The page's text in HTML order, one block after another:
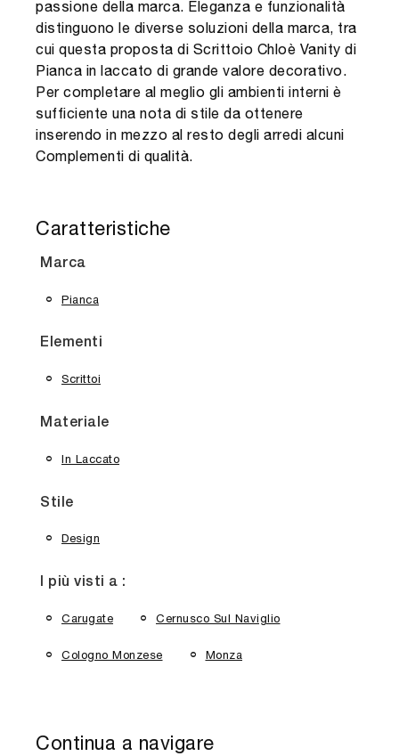
passione della marca. Eleganza e funzionalità
distinguono le diverse soluzioni della marca, tra
cui questa proposta di Scrittoio Chloè Vanity di
Pianca in laccato di grande valore decorativo.
Per completare al meglio gli ambienti interni è
sufficiente una nota di stile da ottenere
inserendo in mezzo al resto degli arredi alcuni
Complementi di qualità.
Caratteristiche
Marca
Pianca
Elementi
Scrittoi
Materiale
In Laccato
Stile
Design
I più visti a :
Carugate Cernusco Sul Naviglio
Cologno Monzese Monza
Continua a navigare